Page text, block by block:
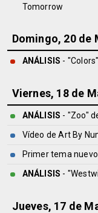
Tomorrow
Domingo, 20 de
ANÁLISIS -
Viernes, 18 de
ANÁLISIS - "Zoo"
Vídeo de Art By
Primer tema
ANÁLISIS -
Jueves, 17 de